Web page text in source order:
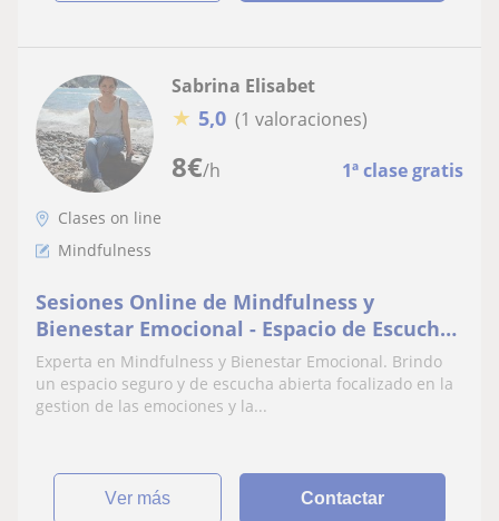
8€/h 1ª clase gratis
Sabrina Elisabet
★ 5,0 (1 valoraciones)
Clases on line
Mindfulness
Sesiones Online de Mindfulness y
Bienestar Emocional - Espacio de Escucha
Activa
Experta en Mindfulness y Bienestar Emocional. Brindo
un espacio seguro y de escucha abierta focalizado en la
gestion de las emociones y la...
ver más Contactar